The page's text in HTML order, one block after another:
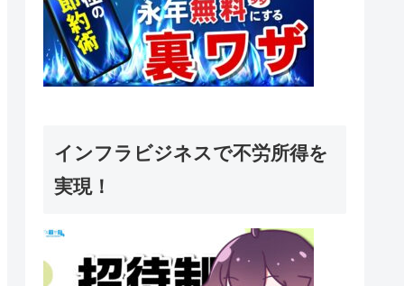
インフラビジネスで不労所得を
実現！